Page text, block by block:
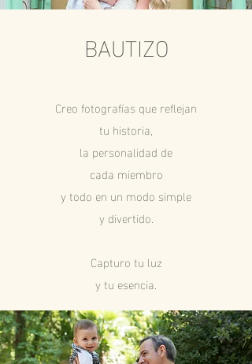
BAUTIZO
Creo fotografías que reflejan
tu historia,
la personalidad de
cada miembro
y todo en un modo simple
y divertido.
Capturo tu luz
y tu esencia.